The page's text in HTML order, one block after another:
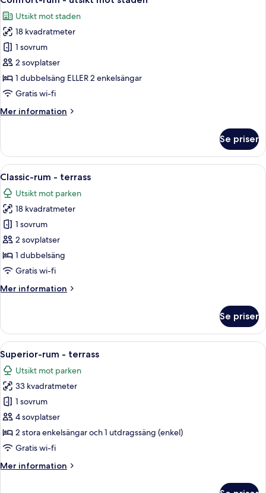
alla
foton
för
Comfort-
rum
-
utsikt
staden
Utsikt mot staden
18 kvadratmeter
1 sovrum
2 sovplatser
1 dubbelsäng ELLER 2 enkelsängar
Gratis wi-fi
Mer information
Mer
rum
utsikt
mot
staden
Se priser
Öppna
alla
foton
för
Classic-
rum
-
terrass
Classic-rum - terrass |
3
Classic-rum - terrass
Utsikt mot parken
18 kvadratmeter
1 sovrum
2 sovplatser
1 dubbelsäng
Gratis wi-fi
Mer information
Mer
rum
terrass
Se priser
Öppna
alla
foton
för
Superior-
rum
-
terrass
Superior-rum - terrass |
8
Superior-rum - terrass
Utsikt mot parken
33 kvadratmeter
1 sovrum
4 sovplatser
2 stora enkelsängar och 1 utdragssäng (enkel)
Gratis wi-fi
Mer information
Mer